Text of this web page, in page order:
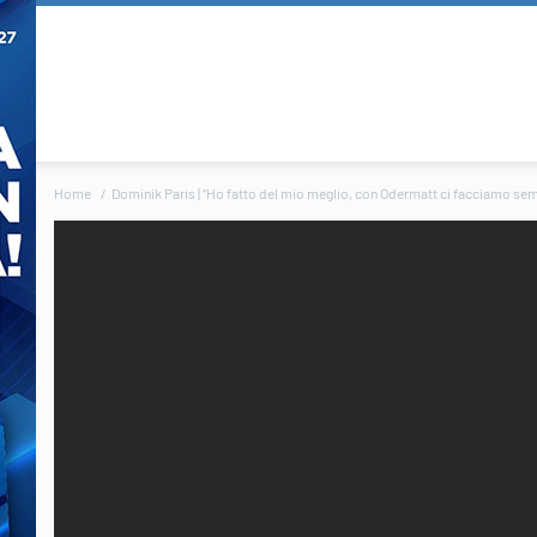
Home Dominik Paris | “Ho fatto del mio meglio, con Odermatt ci facciamo